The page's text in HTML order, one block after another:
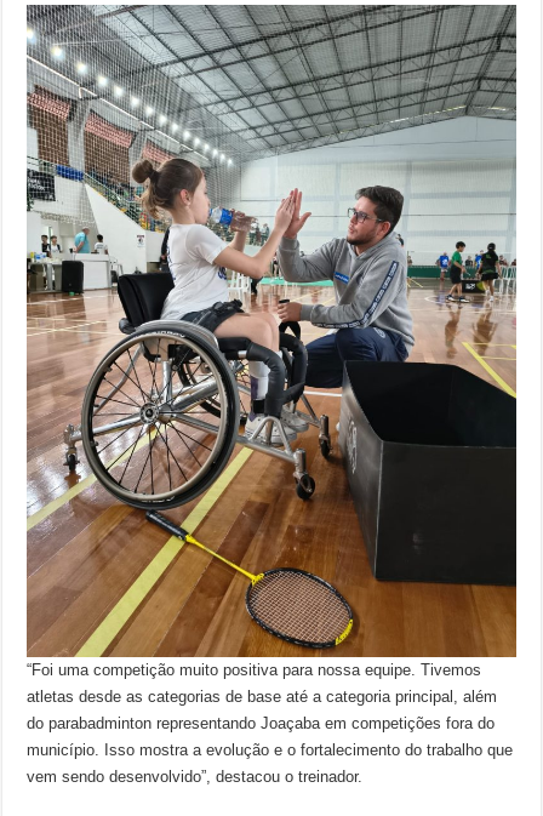
“Foi uma competição muito positiva para nossa equipe. Tivemos
atletas desde as categorias de base até a categoria principal, além
do parabadminton representando Joaçaba em competições fora do
município. Isso mostra a evolução e o fortalecimento do trabalho que
vem sendo desenvolvido”, destacou o treinador.